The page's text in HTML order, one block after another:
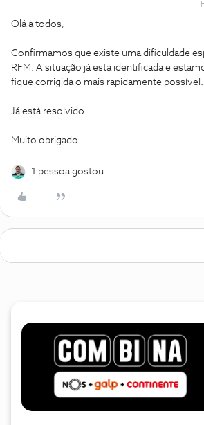
Olá a todos,
Confirmamos que existe uma dificuldade
RFM. A situação já está identificada e
fique corrigida o mais rapidamente possível.
Já está resolvido.
Muito obrigado.
1 pessoa gostou